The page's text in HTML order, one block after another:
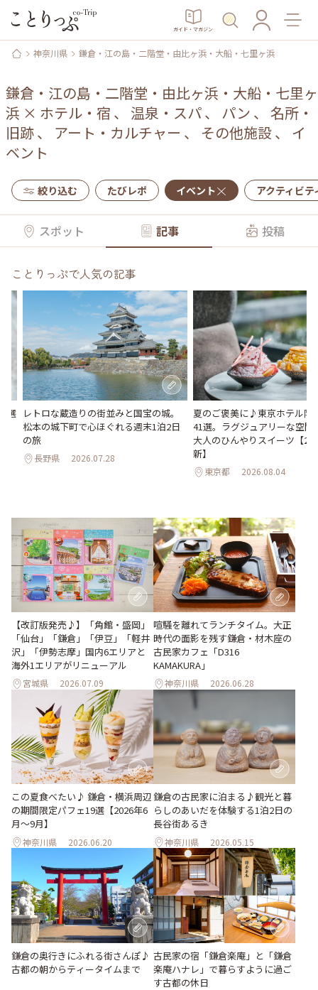
ガイド・マガジン
神奈川県 鎌倉・江の島・二階堂・由比ヶ浜・大船・七里ヶ浜
鎌倉・江の島・二階堂・由比ヶ浜・大船・七里ヶ
浜 × ホテル・宿 、 温泉・スパ、 パン 、 名所・
旧跡、 アート・カルチャー 、 その他施設、 イ
ベント
絞り込む たびレポ イベント アクティビテ
スポット 記事 投稿
ことりっぷで人気の記事
選
レトロな蔵造りの街並みと国宝の城。
松本の城下町で心ほぐれる週末1泊2日
の旅
長野県 2026.07.28
夏のご褒美に♪東京ホテル限
41選。ラグジュアリーな空間
大人のひんやりスイーツ【
新】
東京都 2026.08.04
【改訂版発売♪】「角館・盛岡」
「仙台」「鎌倉」「伊豆」「軽井
沢」「伊勢志摩」国内6エリアと
海外1エリアがリニューアル
宮城県 2026.07.09
喧騒を離れてランチタイム。大正
時代の面影を残す鎌倉・材木座の
古民家カフェ「D316
KAMAKURA」
神奈川県 2026.06.28
この夏食べたい♪ 鎌倉・横浜周辺
の期間限定パフェ19選【2026年6
月～9月】
神奈川県 2026.06.20
鎌倉の古民家に泊まる♪観光と暮
らしのあいだを体験する1泊2日の
長谷街あるき
神奈川県 2026.05.15
鎌倉の奥行きにふれる街さんぽ♪
古都の朝からティータイムまで
古民家の宿「鎌倉楽庵」と「鎌倉
楽庵ハナレ」で暮らすように過ご
す古都の休日